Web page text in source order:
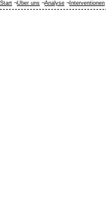
Start ¬Über uns ¬Analyse ¬ Interventionen